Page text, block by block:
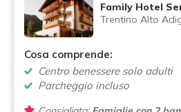
Family Hotel
Trentino Alto
Cosa comprende:
Centro benessere solo adulti
Parcheggio incluso